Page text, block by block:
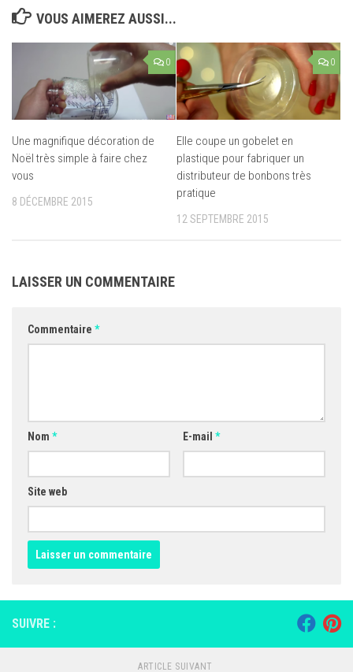
VOUS AIMEREZ AUSSI...
0
Une magnifique décoration de
Noël très simple à faire chez
vous
8 DÉCEMBRE 2015
0
Elle coupe un gobelet en
plastique pour fabriquer un
distributeur de bonbons très
pratique
12 SEPTEMBRE 2015
LAISSER UN COMMENTAIRE
Commentaire *
Nom * E-mail *
Site web
SUIVRE :
ARTICLE SUIVANT